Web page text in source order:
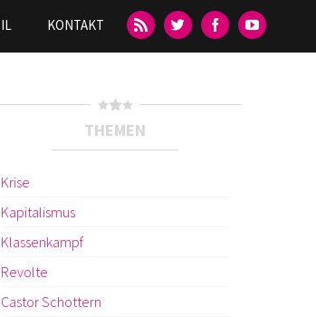
IL KONTAKT
THEMEN
Krise
Kapitalismus
Klassenkampf
Revolte
Castor Schottern